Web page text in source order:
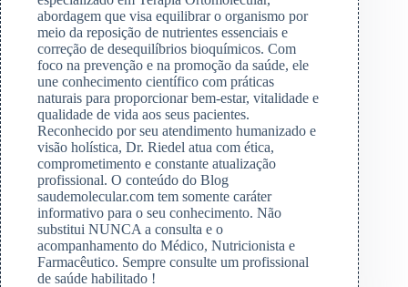
abordagem que visa equilibrar o organismo por
meio da reposição de nutrientes essenciais e
correção de desequilíbrios bioquímicos. Com
foco na prevenção e na promoção da saúde, ele
une conhecimento científico com práticas
naturais para proporcionar bem-estar, vitalidade e
qualidade de vida aos seus pacientes.
Reconhecido por seu atendimento humanizado e
visão holística, Dr. Riedel atua com ética,
comprometimento e constante atualização
profissional. O conteúdo do Blog
saudemolecular.com tem somente caráter
informativo para o seu conhecimento. Não
substitui NUNCA a consulta e o
acompanhamento do Médico, Nutricionista e
Farmacêutico. Sempre consulte um profissional
de saúde habilitado !